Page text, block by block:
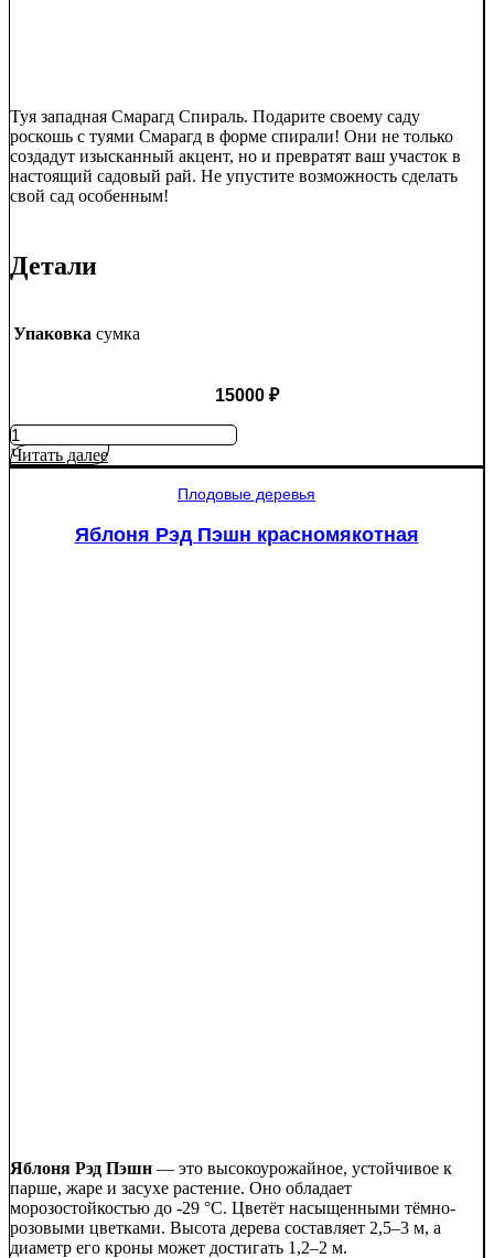
Туя западная Смарагд Спираль. Подарите своему саду
роскошь с туями Смарагд в форме спирали! Они не только
создадут изысканный акцент, но и превратят ваш участок в
настоящий садовый рай. Не упустите возможность сделать
свой сад особенным!
Детали
Упаковка сумка
15000 ₽
Количество
товара
Туя
Читать далее
Плодовые деревья
Яблоня Рэд Пэшн красномякотная
Яблоня Рэд Пэшн — это высокоурожайное, устойчивое к
парше, жаре и засухе растение. Оно обладает
морозостойкостью до -29 °C. Цветёт насыщенными тёмно-
розовыми цветками. Высота дерева составляет 2,5–3 м, а
диаметр его кроны может достигать 1,2–2 м.